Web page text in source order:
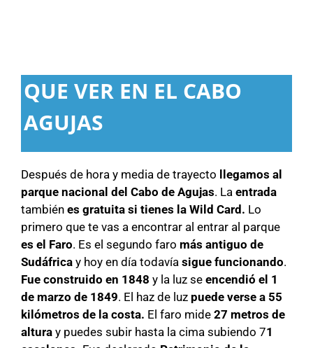
QUE VER EN EL CABO
AGUJAS
Después de hora y media de trayecto
llegamos al
parque nacional del Cabo de Agujas. La entrada
también es gratuita si tienes la Wild Card. Lo
primero que te vas a encontrar al entrar al parque
es el Faro. Es el segundo faro más antiguo de
Sudáfrica y hoy en día todavía sigue funcionando.
Fue construido en 1848 y la luz se encendió el 1
de marzo de 1849. El haz de luz puede verse a 55
kilómetros de la costa. El faro mide 27 metros de
altura y puedes subir hasta la cima subiendo 71